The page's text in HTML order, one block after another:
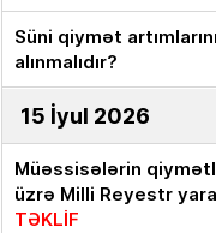
Süni qiymət
alınmalıdır?
15 İyul 2026
Müəssisələrin
üzrə Milli Reyestr
TƏKLİF